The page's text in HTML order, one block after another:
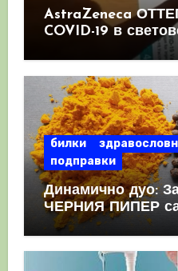
AstraZeneca
COVID-19 в
като призна, че
билки
подправки
Динамично дуо:
ЧЕРНИЯ ПИПЕР
комбинация